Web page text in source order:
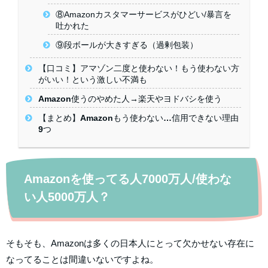
⑧Amazonカスタマーサービスがひどい/暴言を
吐かれた
⑨段ボールが大きすぎる（過剰包装）
【口コミ】アマゾン二度と使わない！もう使わない方
がいい！という激しい不満も
Amazon使うのやめた人→楽天やヨドバシを使う
【まとめ】Amazonもう使わない…信用できない理由
9つ
Amazonを使ってる人7000万人/使わな
い人5000万人？
そもそも、Amazonは多くの日本人にとって欠かせない存在に
なってることは間違いないですよね。